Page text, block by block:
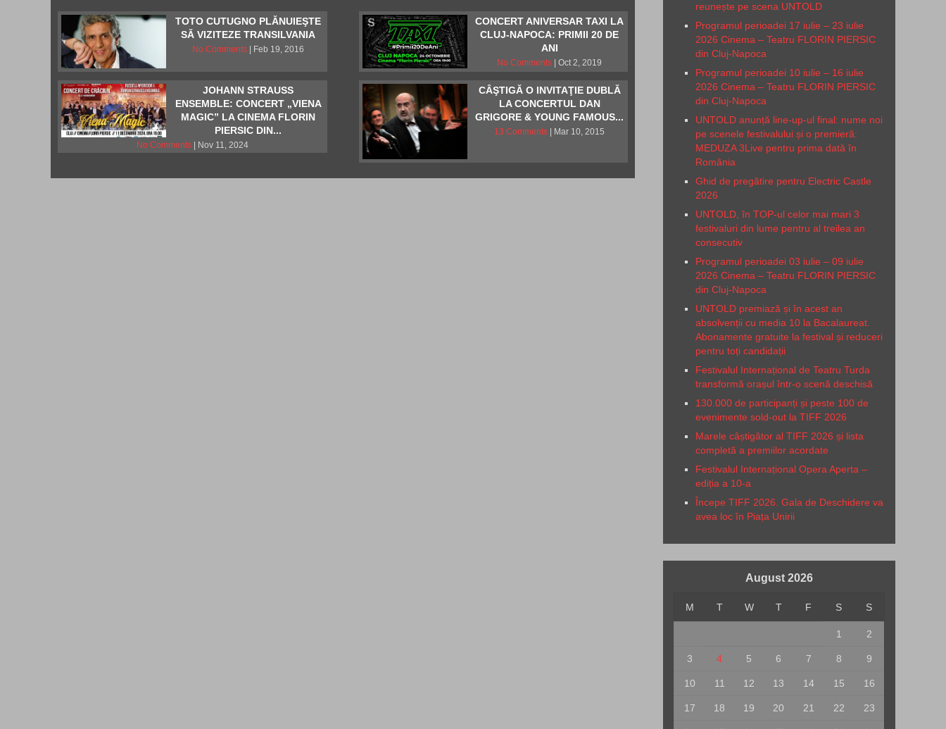
TOTO CUTUGNO PLĂNUIEŞTE
SĂ VIZITEZE TRANSILVANIA
No Comments | Feb 19, 2016
CONCERT ANIVERSAR TAXI LA
CLUJ-NAPOCA: PRIMII 20 DE
ANI
No Comments | Oct 2, 2019
JOHANN STRAUSS
ENSEMBLE: CONCERT „VIENA
MAGIC” LA CINEMA FLORIN
PIERSIC DIN...
No Comments| Nov 11, 2024
CÂŞTIGĂ O INVITAŢIE DUBLĂ
LA CONCERTUL DAN
GRIGORE & YOUNG FAMOUS...
13 Comments | Mar 10, 2015
reunește pe scena UNTOLD
Programul perioadei 17 iulie – 23 iulie
2026 Cinema – Teatru FLORIN PIERSIC
din Cluj-Napoca
Programul perioadei 10 iulie – 16 iulie
2026 Cinema – Teatru FLORIN PIERSIC
din Cluj-Napoca
UNTOLD anunță line-up-ul final: nume noi
pe scenele festivalului și o premieră:
MEDUZA 3Live pentru prima dată în
România
Ghid de pregătire pentru Electric Castle
2026
UNTOLD, în TOP-ul celor mai mari 3
festivaluri din lume pentru al treilea an
consecutiv
Programul perioadei 03 iulie – 09 iulie
2026 Cinema – Teatru FLORIN PIERSIC
din Cluj-Napoca
UNTOLD premiază și în acest an
absolvenții cu media 10 la Bacalaureat.
Abonamente gratuite la festival și reduceri
pentru toți candidații
Festivalul Internațional de Teatru Turda
transformă orașul într-o scenă deschisă
130.000 de participanți și peste 100 de
evenimente sold-out la TIFF 2026
Marele câștigător al TIFF 2026 și lista
completă a premiilor acordate
Festivalul Internațional Opera Aperta –
ediția a 10-a
Începe TIFF 2026. Gala de Deschidere va
avea loc în Piața Unirii
August 2026
M T W T F S S
1 2
3 4 5 6 7 8 9
10 11 12 13 14 15 16
17 18 19 20 21 22 23